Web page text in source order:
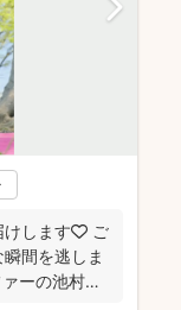
します🧡 ご
間を逃しま
ーの池村